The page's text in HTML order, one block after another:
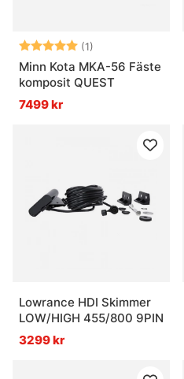
Betyg: (1)
5.0 utav 5
Minn Kota MKA-56 Fäste
komposit QUEST
7499 kr
Lowrance HDI Skimmer
LOW/HIGH 455/800 9PIN
3299 kr